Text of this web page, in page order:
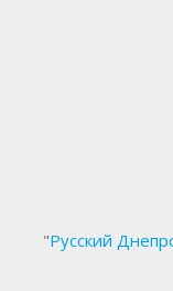
"Русский